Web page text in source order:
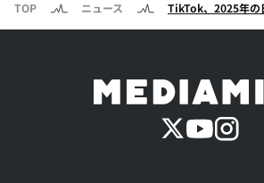
TOP ニュース TikTok、2025年の